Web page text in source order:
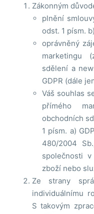
Zákonným
plnění
odst. 1 písm.
oprávněný
marketingu
sdělení a
GDPR (dále
Váš souhlas
přímého
obchodních
1 písm. a)
480/2004
společnosti
zboží nebo
Ze strany
individuálnímu
S takovým